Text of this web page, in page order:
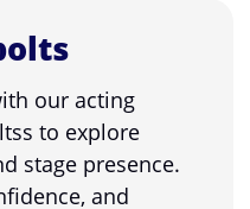
our acting
to explore
stage presence.
and